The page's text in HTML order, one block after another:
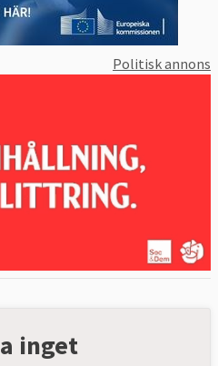
Politisk annons
inget